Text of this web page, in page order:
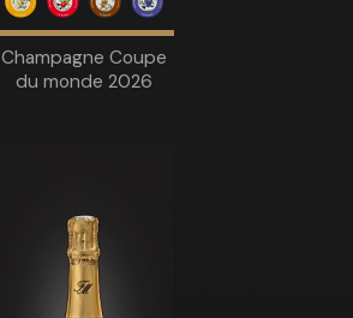
Champagne Coupe
du monde 2026